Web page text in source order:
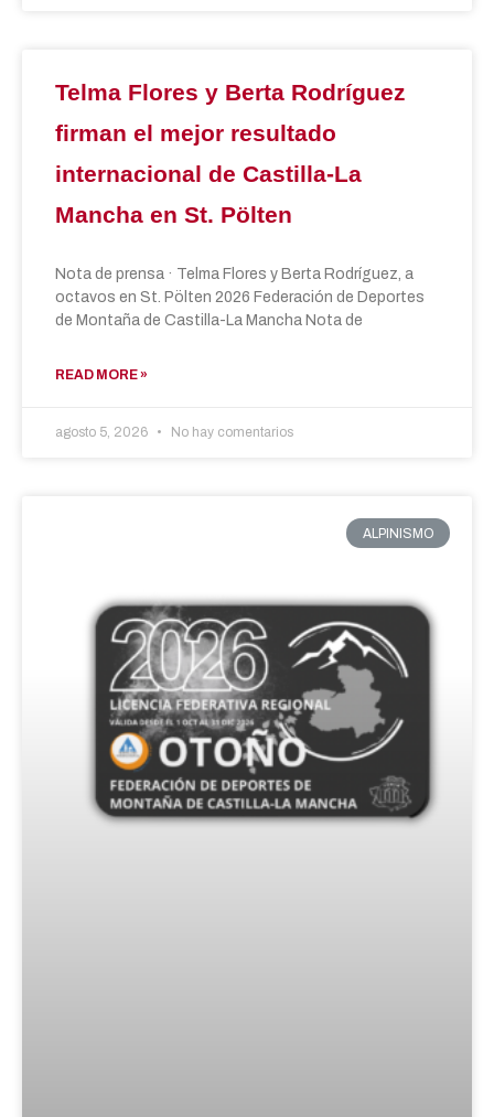
Telma Flores y Berta Rodríguez
firman el mejor resultado
internacional de Castilla-La
Mancha en St. Pölten
Nota de prensa · Telma Flores y Berta Rodríguez, a
octavos en St. Pölten 2026 Federación de Deportes
de Montaña de Castilla-La Mancha Nota de
READ MORE »
agosto 5, 2026 No hay comentarios
ALPINISMO